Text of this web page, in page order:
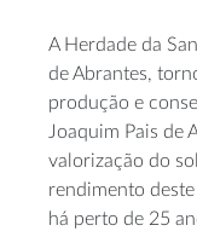
A Herdade da
de Abrantes,
produção e
Joaquim Pais de
valorização do
rendimento
há perto de 25